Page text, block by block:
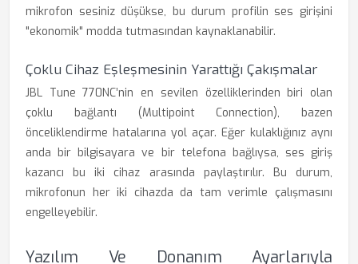
mikrofon sesiniz düşükse, bu durum profilin ses girişini
"ekonomik" modda tutmasından kaynaklanabilir.
Çoklu Cihaz Eşleşmesinin Yarattığı Çakışmalar
JBL Tune 770NC’nin en sevilen özelliklerinden biri olan
çoklu bağlantı (Multipoint Connection), bazen
önceliklendirme hatalarına yol açar. Eğer kulaklığınız aynı
anda bir bilgisayara ve bir telefona bağlıysa, ses giriş
kazancı bu iki cihaz arasında paylaştırılır. Bu durum,
mikrofonun her iki cihazda da tam verimle çalışmasını
engelleyebilir.
Yazılım Ve Donanım Ayarlarıyla